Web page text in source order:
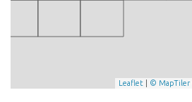
Leaflet © MapTiler